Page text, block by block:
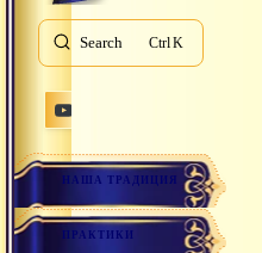
Search K
НАША ТРАДИЦИЯ
ПРАКТИКИ